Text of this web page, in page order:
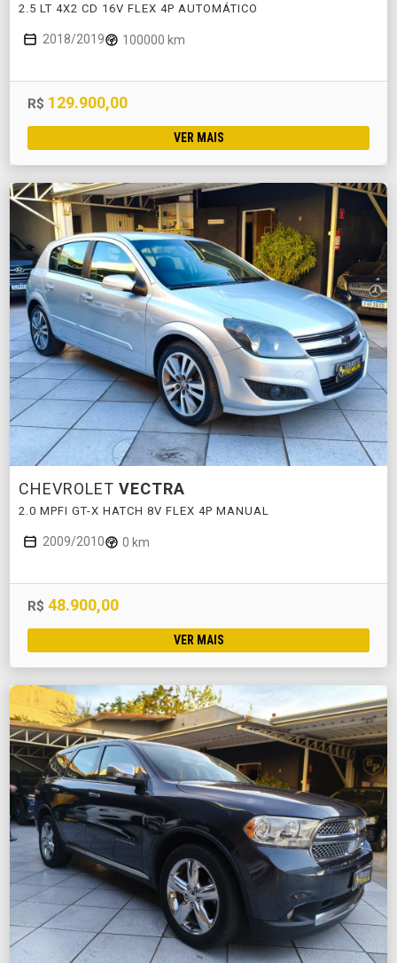
2.5 LT 4X2 CD 16V FLEX 4P AUTOMÁTICO
2018/2019 100000 km
R$ 129.900,00
VER MAIS
CHEVROLET VECTRA
2.0 MPFI GT-X HATCH 8V FLEX 4P MANUAL
2009/2010 0 km
R$ 48.900,00
VER MAIS